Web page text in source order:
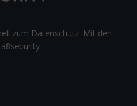
zum Datenschutz. Mit den